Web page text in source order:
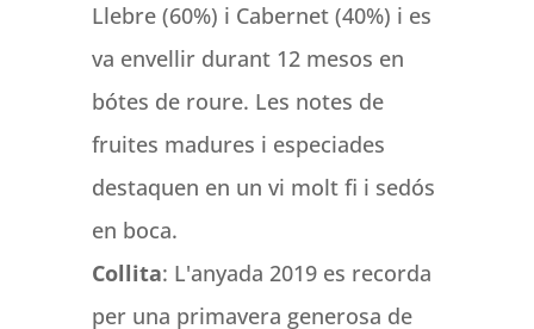
Llebre (60%) i Cabernet (40%) i es
va envellir durant 12 mesos en
bótes de roure. Les notes de
fruites madures i especiades
destaquen en un vi molt fi i sedós
en boca.
Collita: L'anyada 2019 es recorda
per una primavera generosa de